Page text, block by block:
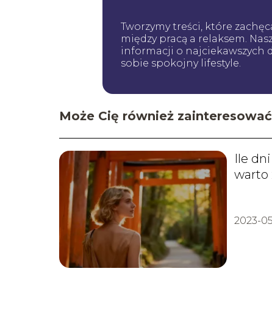
Tworzymy treści, które
między pracą a relaksem.
informacji o najciekawszych
sobie spokojny lifestyle.
Może Cię również zainteresować
Ile
warto
2023-